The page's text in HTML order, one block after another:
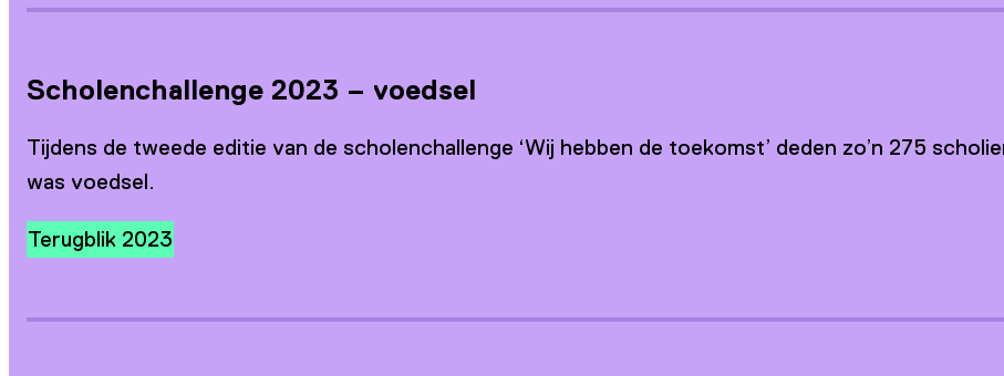
Scholenchallenge 2023 – voedsel
Tijdens de tweede editie van de scholenchallenge ‘Wij hebben de toekomst’ deden zo’n 275
was voedsel.
Terugblik 2023